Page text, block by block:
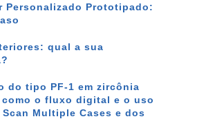
Personalizado Prototipado:
qual a sua
do tipo PF-1 em zircônia
o fluxo digital e o uso
Multiple Cases e dos